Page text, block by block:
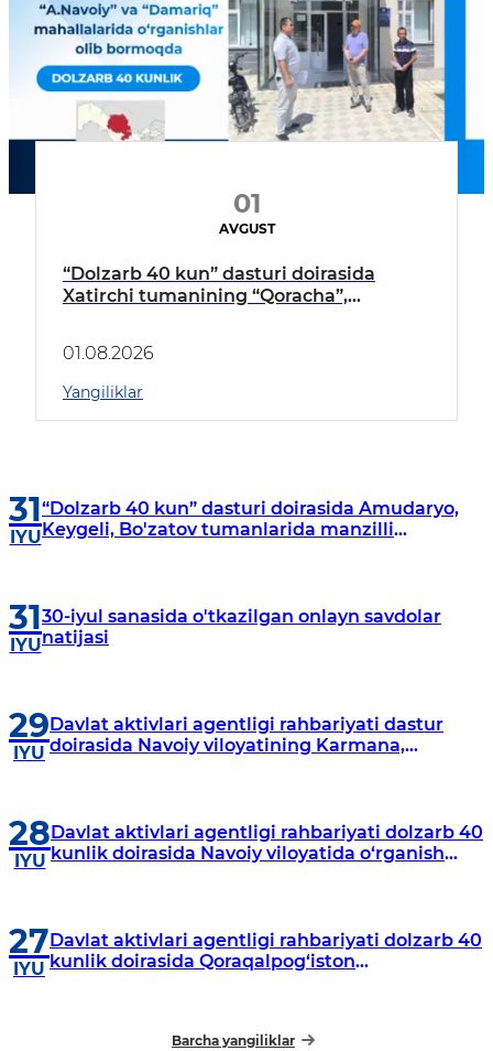
01
AVGUST
“Dolzarb 40 kun” dasturi doirasida
Xatirchi tumanining “Qoracha”,
borildi
01.08.2026
Yangiliklar
31
IYU
“Dolzarb 40 kun” dasturi doirasida Amudaryo,
Keygeli, Bo'zatov tumanlarida manzilli
31
IYU
30-iyul sanasida o'tkazilgan onlayn savdolar
natijasi
29
IYU
Davlat aktivlari agentligi rahbariyati dastur
doirasida Navoiy viloyatining Karmana,
28
IYU
Davlat aktivlari agentligi rahbariyati dolzarb 40
kunlik doirasida Navoiy viloyatida o‘rganish
27
IYU
Davlat aktivlari agentligi rahbariyati dolzarb 40
kunlik doirasida Qoraqalpog‘iston
Barcha yangiliklar